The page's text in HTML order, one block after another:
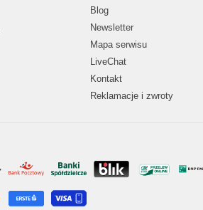
Blog
Newsletter
Mapa serwisu
LiveChat
Kontakt
Reklamacje i zwroty